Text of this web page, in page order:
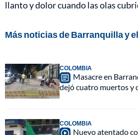
llanto y dolor cuando las olas
Más noticias de Barranquilla y
COLOMBIA
Masacre en
dejó cuatro muertos y
COLOMBIA
Nuevo atentado